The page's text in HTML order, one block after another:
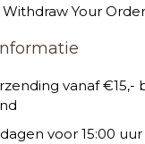
Your Order
vanaf €15,-
voor 15:00